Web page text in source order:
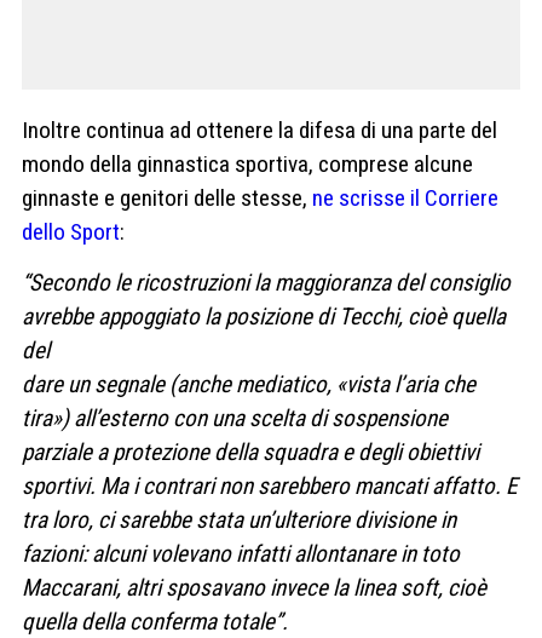
Inoltre continua ad ottenere la difesa di una parte del
mondo della ginnastica sportiva, comprese alcune
ginnaste e genitori delle stesse, ne scrisse il Corriere
dello Sport:
“Secondo le ricostruzioni la maggioranza del consiglio
avrebbe appoggiato la posizione di Tecchi, cioè quella
del
dare un segnale (anche mediatico, «vista l’aria che
tira») all’esterno con una scelta di sospensione
parziale a protezione della squadra e degli obiettivi
sportivi. Ma i contrari non sarebbero mancati affatto. E
tra loro, ci sarebbe stata un’ulteriore divisione in
fazioni: alcuni volevano infatti allontanare in toto
Maccarani, altri sposavano invece la linea soft, cioè
quella della conferma totale”.